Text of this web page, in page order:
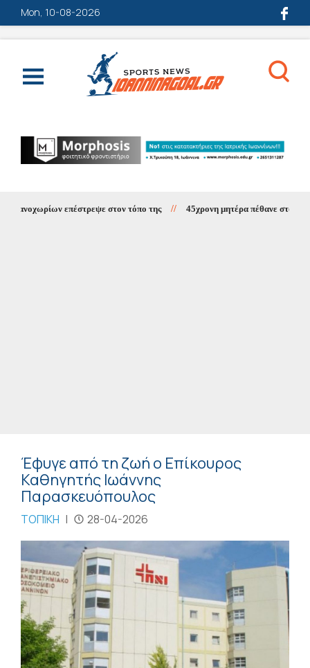
Mon, 10-08-2026
επέστρεψε στον τόπο της // 45χρονη μητέρα πέθανε στο
Έφυγε από τη ζωή ο Επίκουρος
Καθηγητής Ιωάννης
Παρασκευόπουλος
ΤΟΠΙΚΗ | 28-04-2026